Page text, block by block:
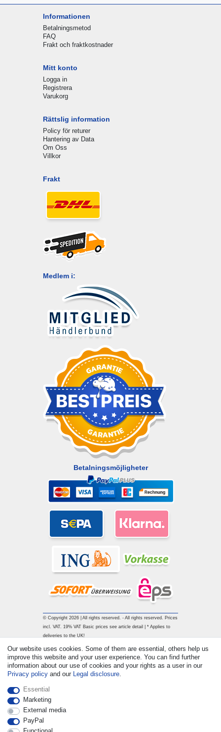
Informationen
Betalningsmetod
FAQ
Frakt och fraktkostnader
Mitt konto
Logga in
Registrera
Varukorg
Rättslig information
Policy för returer
Hantering av Data
Om Oss
Villkor
Frakt
Medlem i:
Betalningsmöjligheter
© Copyright 2026 | All rights reserved. - All rights reserved. Prices
incl. VAT. 19% VAT Basic prices see article detail | * Applies to
deliveries to the UK!
Our website uses cookies. Some of them are essential, others help us
improve this website and your user experience. You can find further
information about our use of cookies and your rights as a user in our
Privacy policy and our Legal disclosure.
Essential
Marketing
External media
PayPal
Withdraw from contract here Contact